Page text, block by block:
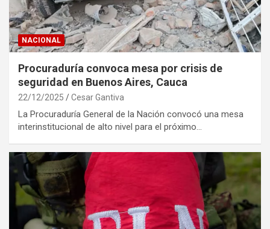
NACIONAL
Procuraduría convoca mesa por crisis de
seguridad en Buenos Aires, Cauca
22/12/2025 Cesar Gantiva
La Procuraduría General de la Nación convocó una mesa
interinstitucional de alto nivel para el próximo…